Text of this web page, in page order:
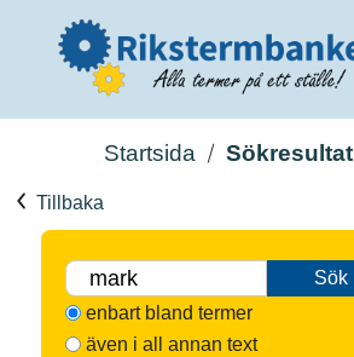
Startsida Sökresultat
Tillbaka
Sök
enbart bland termer
även i all annan text